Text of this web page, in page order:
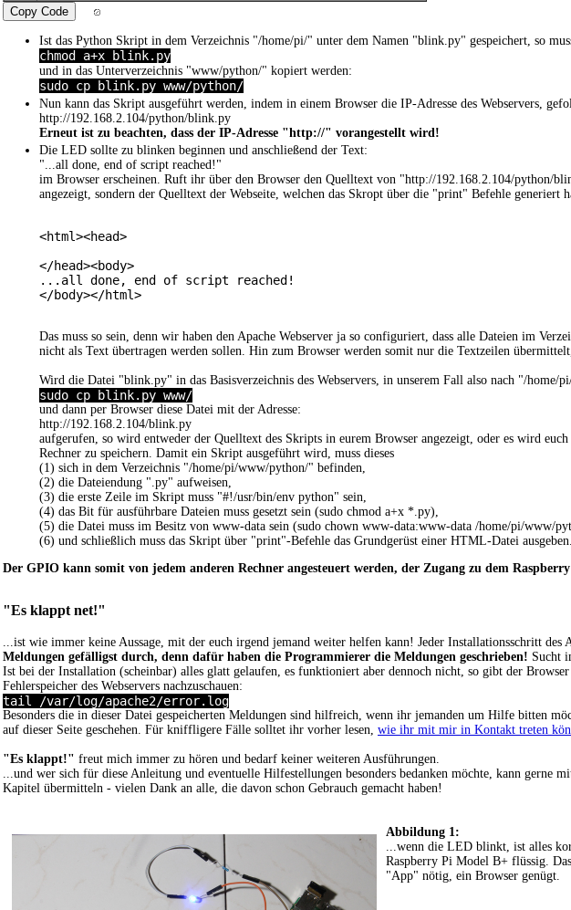
Copy Code
Ist das Python Skript in dem Verzeichnis "/home/pi/" unter dem Namen "blink.py" gespeichert, so
chmod a+x blink.py
und in das Unterverzeichnis "www/python/" kopiert werden:
sudo cp blink.py www/python/
Nun kann das Skript ausgeführt werden, indem in einem Browser die IP-Adresse des Webservers,
http://192.168.2.104/python/blink.py
Erneut ist zu beachten, dass der IP-Adresse "http://" vorangestellt wird!
Die LED sollte zu blinken beginnen und anschließend der Text:
"...all done, end of script reached!"
im Browser erscheinen. Ruft ihr über den Browser den Quelltext von "http://192.168.2.104/python/
angezeigt, sondern der Quelltext der Webseite, welchen das Skropt über die "print" Befehle generiert
<html><head>
</head><body>
...all done, end of script reached!
</body></html>
Das muss so sein, denn wir haben den Apache Webserver ja so configuriert, dass alle Dateien im
nicht als Text übertragen werden sollen. Hin zum Browser werden somit nur die Textzeilen
Wird die Datei "blink.py" in das Basisverzeichnis des Webservers, in unserem Fall also nach "/home/
sudo cp blink.py www/
und dann per Browser diese Datei mit der Adresse:
http://192.168.2.104/blink.py
aufgerufen, so wird entweder der Quelltext des Skripts in eurem Browser angezeigt, oder es wird
Rechner zu speichern. Damit ein Skript ausgeführt wird, muss dieses
(1) sich in dem Verzeichnis "/home/pi/www/python/" befinden,
(2) die Dateiendung ".py" aufweisen,
(3) die erste Zeile im Skript muss "#!/usr/bin/env python" sein,
(4) das Bit für ausführbare Dateien muss gesetzt sein (sudo chmod a+x *.py),
(5) die Datei muss im Besitz von www-data sein (sudo chown www-data:www-data /home/pi/www/
(6) und schließlich muss das Skript über "print"-Befehle das Grundgerüst einer HTML-Datei ausgeben.
Der GPIO kann somit von jedem anderen Rechner angesteuert werden, der Zugang zu dem
"Es klappt net!"
...ist wie immer keine Aussage, mit der euch irgend jemand weiter helfen kann! Jeder Installationsschritt des
Meldungen gefälligst durch, denn dafür haben die Programmierer die Meldungen geschrieben! Sucht
Ist bei der Installation (scheinbar) alles glatt gelaufen, es funktioniert aber dennoch nicht, so gibt der
Fehlerspeicher des Webservers nachzuschauen:
tail /var/log/apache2/error.log
Besonders die in dieser Datei gespeicherten Meldungen sind hilfreich, wenn ihr jemanden um Hilfe bitten
auf dieser Seite geschehen. Für kniffligere Fälle solltet ihr vorher lesen, wie ihr mit mir in Kontakt treten
"Es klappt!" freut mich immer zu hören und bedarf keiner weiteren Ausführungen.
...und wer sich für diese Anleitung und eventuelle Hilfestellungen besonders bedanken möchte, kann gerne
Kapitel übermitteln - vielen Dank an alle, die davon schon Gebrauch gemacht haben!
Abbildung 1:
...wenn die LED blinkt, ist alles
Raspberry Pi Model B+ flüssig.
"App" nötig, ein Browser genügt.